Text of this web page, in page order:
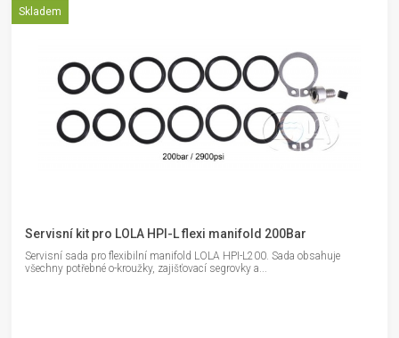
Skladem
Servisní kit pro LOLA HPI-L flexi manifold 200Bar
Servisní sada pro flexibilní manifold LOLA HPI-L200. Sada obsahuje
všechny potřebné o-kroužky, zajišťovací segrovky a...